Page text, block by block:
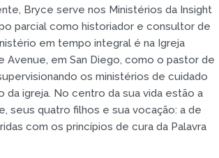
Bryce serve nos Ministérios da Insight
parcial como historiador e consultor de
em tempo integral é na Igreja
Avenue, em San Diego, como o pastor de
os ministérios de cuidado
da igreja. No centro da sua vida estão a
seus quatro filhos e sua vocação: a de
com os princípios de cura da Palavra